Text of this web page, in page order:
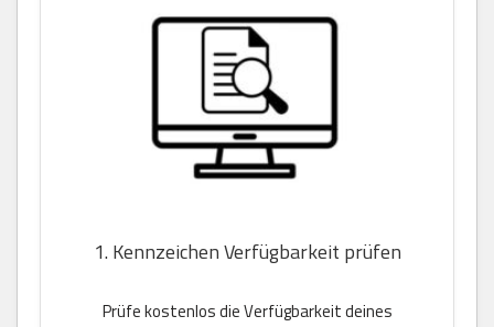
1. Kennzeichen Verfügbarkeit prüfen
Prüfe kostenlos die Verfügbarkeit deines